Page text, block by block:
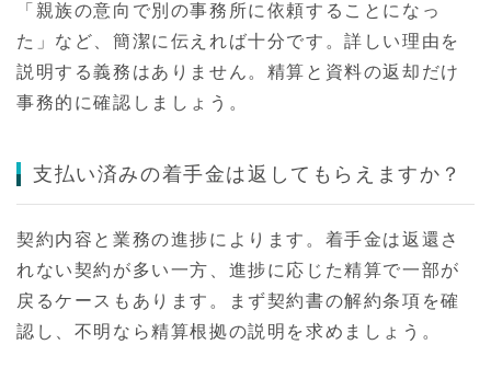
「親族の意向で別の事務所に依頼することになっ
た」など、簡潔に伝えれば十分です。詳しい理由を
説明する義務はありません。精算と資料の返却だけ
事務的に確認しましょう。
支払い済みの着手金は返してもらえますか？
契約内容と業務の進捗によります。着手金は返還さ
れない契約が多い一方、進捗に応じた精算で一部が
戻るケースもあります。まず契約書の解約条項を確
認し、不明なら精算根拠の説明を求めましょう。